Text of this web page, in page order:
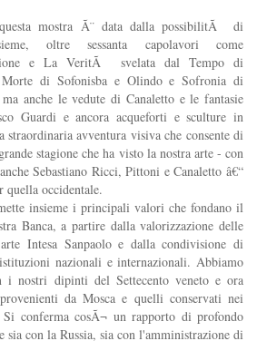
mostra Ã¨ data dalla possibilitÃ di
oltre sessanta capolavori come
e La VeritÃ svelata dal Tempo di
di Sofonisba e Olindo e Sofronia di
anche le vedute di Canaletto e le fantasie
Guardi e ancora acqueforti e sculture in
avventura visiva che consente di
stagione che ha visto la nostra arte - con
Sebastiano Ricci, Pittoni e Canaletto â€“
quella occidentale.
insieme i principali valori che fondano il
Banca, a partire dalla valorizzazione delle
Intesa Sanpaolo e dalla condivisione di
nazionali e internazionali. Abbiamo
i nostri dipinti del Settecento veneto e ora
da Mosca e quelli conservati nei
conferma cosÃ¬ un rapporto di profondo
sia con la Russia, sia con l'amministrazione di